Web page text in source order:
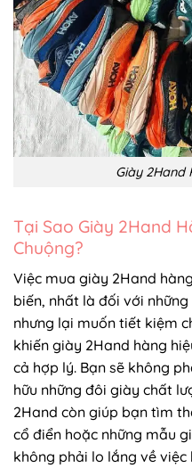
Giày 2Hand
Tại Sao Giày 2Hand
Chuộng?
Việc mua giày 2Hand
biến, nhất là đối với
nhưng lại muốn tiết kiệm
khiến giày 2Hand hàng
cả hợp lý. Bạn sẽ không
hữu những đôi giày chất
2Hand còn giúp bạn tìm
cổ điển hoặc những mẫu
không phải lo lắng về việc